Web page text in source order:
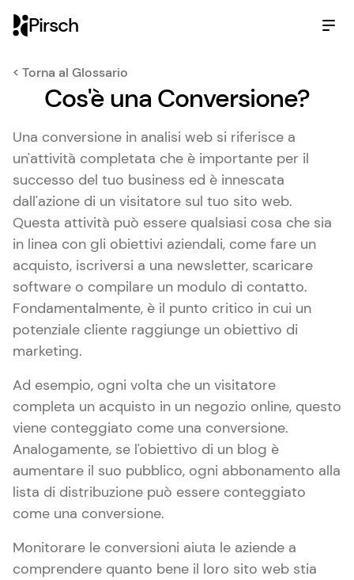
Pirsch
< Torna al Glossario
Cos'è una Conversione?
Una conversione in analisi web si riferisce a
un'attività completata che è importante per il
successo del tuo business ed è innescata
dall'azione di un visitatore sul tuo sito web.
Questa attività può essere qualsiasi cosa che sia
in linea con gli obiettivi aziendali, come fare un
acquisto, iscriversi a una newsletter, scaricare
software o compilare un modulo di contatto.
Fondamentalmente, è il punto critico in cui un
potenziale cliente raggiunge un obiettivo di
marketing.
Ad esempio, ogni volta che un visitatore
completa un acquisto in un negozio online, questo
viene conteggiato come una conversione.
Analogamente, se l'obiettivo di un blog è
aumentare il suo pubblico, ogni abbonamento alla
lista di distribuzione può essere conteggiato
come una conversione.
Monitorare le conversioni aiuta le aziende a
comprendere quanto bene il loro sito web stia